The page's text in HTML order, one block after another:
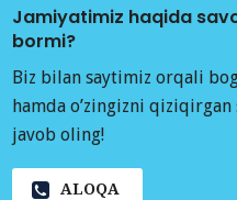
Jamiyatimiz haqida
bormi?
Biz bilan saytimiz orqali
hamda o’zingizni qiziqirgan
javob oling!
ALOQA